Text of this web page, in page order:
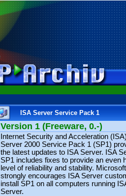
ISA Server Service Pack 1
Version 1 (Freeware, 0.-)
Internet Security and Acceleration
Server 2000 Service Pack 1 (SP1)
the latest updates to ISA Server. ISA
SP1 includes fixes to provide an even
level of reliability and stability. Microsoft
strongly encourages ISA Server
install SP1 on all computers running
Server.